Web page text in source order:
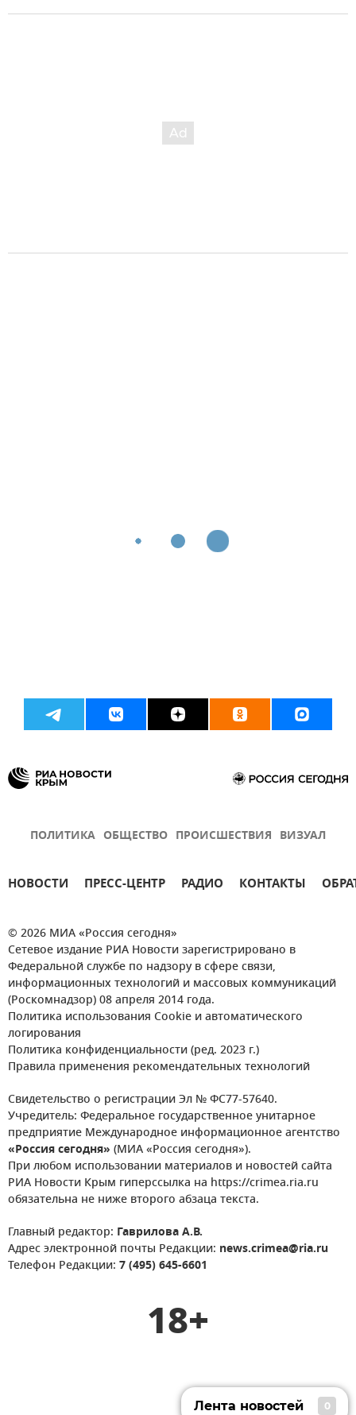
ПОЛИТИКА ОБЩЕСТВО ПРОИСШЕСТВИЯ ВИЗУАЛ
НОВОСТИ ПРЕСС-ЦЕНТР РАДИО КОНТАКТЫ
© 2026 МИА «Россия сегодня»
Сетевое издание РИА Новости зарегистрировано в
Федеральной службе по надзору в сфере связи,
информационных технологий и массовых коммуникаций
(Роскомнадзор) 08 апреля 2014 года.
Политика использования Cookie и автоматического
логирования
Политика конфиденциальности (ред. 2023 г.)
Правила применения рекомендательных технологий
Свидетельство о регистрации Эл № ФС77-57640.
Учредитель: Федеральное государственное унитарное
предприятие Международное информационное агентство
«Россия сегодня» (МИА «Россия сегодня»).
При любом использовании материалов и новостей сайта
РИА Новости Крым гиперссылка на https://crimea.ria.ru
обязательна не ниже второго абзаца текста.
Главный редактор: Гаврилова А.В.
Адрес электронной почты Редакции: news.crimea@ria.ru
Телефон Редакции: 7 (495) 645-6601
18+
Лента новостей 0